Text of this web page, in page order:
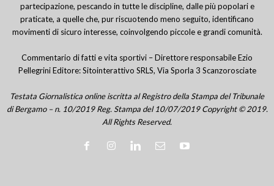
partecipazione, pescando in tutte le discipline, dalle più popolari e
praticate, a quelle che, pur riscuotendo meno seguito, identificano
movimenti di sicuro interesse, coinvolgendo piccole e grandi comunità.
Commentario di fatti e vita sportivi – Direttore responsabile Ezio
Pellegrini Editore: Sitointerattivo SRLS, Via Sporla 3 Scanzorosciate
Testata Giornalistica online iscritta al Registro della Stampa del Tribunale
di Bergamo – n. 10/2019 Reg. Stampa del 10/07/2019 Copyright © 2019.
All Rights Reserved.